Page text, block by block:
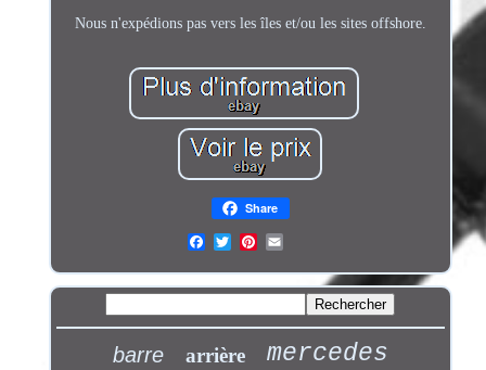
Nous n'expédions pas vers les îles et/ou les sites offshore.
Share
barre arrière mercedes